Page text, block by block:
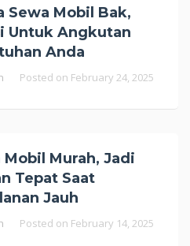
Sewa Mobil Bak,
Untuk Angkutan
Anda
Posted on February 24, 2025
Mobil Murah, Jadi
Tepat Saat
Jauh
Posted on February 14, 2025